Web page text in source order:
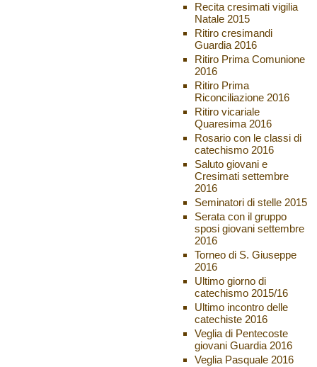
Recita cresimati vigilia
Natale 2015
Ritiro cresimandi
Guardia 2016
Ritiro Prima Comunione
2016
Ritiro Prima
Riconciliazione 2016
Ritiro vicariale
Quaresima 2016
Rosario con le classi di
catechismo 2016
Saluto giovani e
Cresimati settembre
2016
Seminatori di stelle 2015
Serata con il gruppo
sposi giovani settembre
2016
Torneo di S. Giuseppe
2016
Ultimo giorno di
catechismo 2015/16
Ultimo incontro delle
catechiste 2016
Veglia di Pentecoste
giovani Guardia 2016
Veglia Pasquale 2016